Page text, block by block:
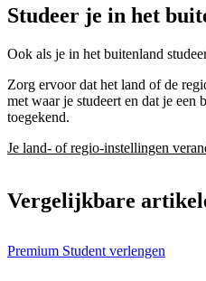
Studeer je in het
Ook als je in het buitenland
Zorg ervoor dat het land of de
met waar je studeert en dat je een
toegekend.
Je land- of regio-instellingen
Vergelijkbare
Premium Student verlengen